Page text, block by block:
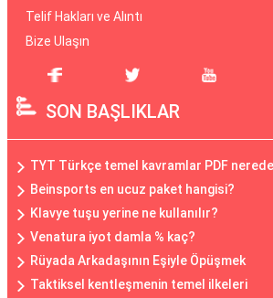
Telif Hakları ve Alıntı
Bize Ulaşın
SON BAŞLIKLAR
TYT Türkçe temel kavramlar PDF
Beinsports en ucuz paket hangisi?
Klavye tuşu yerine ne kullanılır?
Venatura iyot damla % kaç?
Rüyada Arkadaşının Eşiyle Öpüşmek
Taktiksel kentleşmenin temel ilkeleri